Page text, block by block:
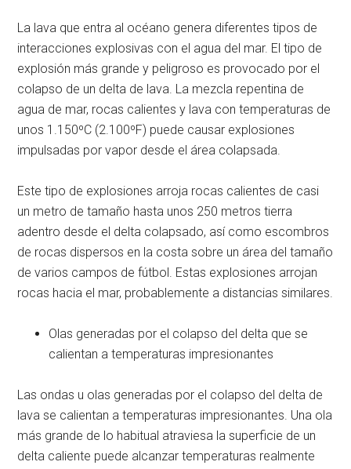
La lava que entra al océano genera diferentes tipos de
interacciones explosivas con el agua del mar. El tipo de
explosión más grande y peligroso es provocado por el
colapso de un delta de lava. La mezcla repentina de
agua de mar, rocas calientes y lava con temperaturas de
unos 1.150ºC (2.100ºF) puede causar explosiones
impulsadas por vapor desde el área colapsada.
Este tipo de explosiones arroja rocas calientes de casi
un metro de tamaño hasta unos 250 metros tierra
adentro desde el delta colapsado, así como escombros
de rocas dispersos en la costa sobre un área del tamaño
de varios campos de fútbol. Estas explosiones arrojan
rocas hacia el mar, probablemente a distancias similares.
Olas generadas por el colapso del delta que se
calientan a temperaturas impresionantes
Las ondas u olas generadas por el colapso del delta de
lava se calientan a temperaturas impresionantes. Una ola
más grande de lo habitual atraviesa la superficie de un
delta caliente puede alcanzar temperaturas realmente